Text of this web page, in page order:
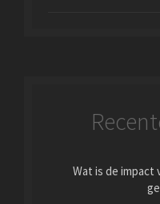
Wat is de impact